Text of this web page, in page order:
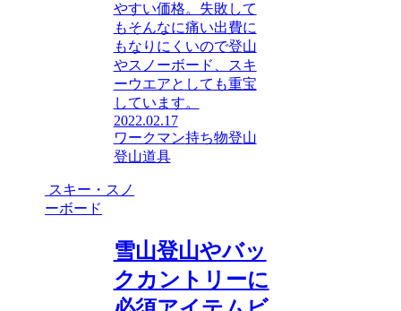
やすい価格。失敗して
もそんなに痛い出費に
もなりにくいので登山
やスノーボード、スキ
ーウエアとしても重宝
しています。
2022.02.17
ワークマン持ち物登山
登山道具
スキー・スノ
ーボード
雪山登山やバッ
クカントリーに